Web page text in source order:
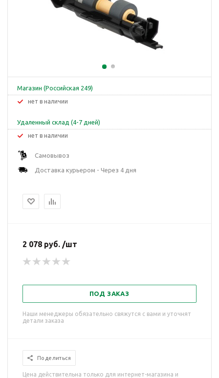
Магазин (Российская 249)
Нет в наличии
Удаленный склад (4-7 дней)
Нет в наличии
Самовывоз
Доставка курьером - Через 4 дня
2 078 руб. /шт
ПОД ЗАКАЗ
Наши менеджеры обязательно свяжутся с вами и уточнят
детали заказа
Поделиться
Цена действительна только для интернет-магазина и